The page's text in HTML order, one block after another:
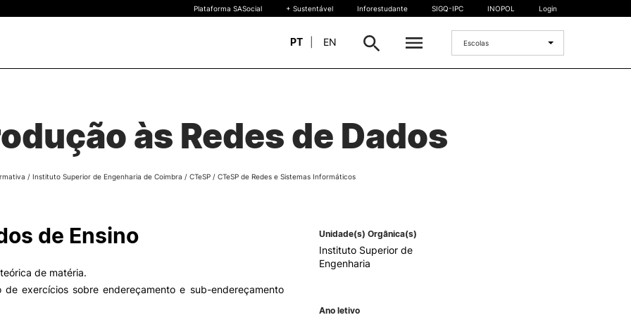
Oferta Formativa
Bolsas de Mérito
Legislação | Regulamentos
Diplomas Estrangeiros
Estudante Internacional
Plataforma SASocial + Sustentável Inforestudante SIGQ-IPC INOPOL Login
PT EN Escolas
às Redes de Dados
/ Instituto Superior de Engenharia de Coimbra / CTeSP / CTeSP de Redes e Sistemas Informáticos
de Ensino
de matéria.
exercícios sobre endereçamento e sub-endereçamento
Unidade(s) Orgânica(s)
Instituto Superior de
Engenharia
Ano letivo